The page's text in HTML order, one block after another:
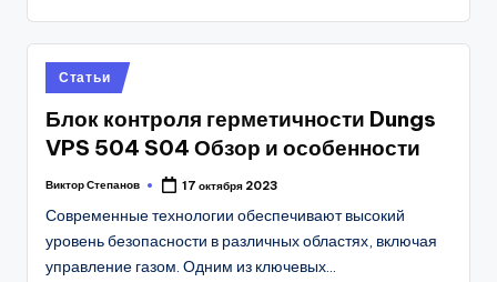
Posted
in
Статьи
Блок контроля герметичности Dungs
VPS 504 S04 Обзор и особенности
Posted
Виктор Степанов 17 октября 2023
Современные технологии обеспечивают высокий
уровень безопасности в различных областях, включая
управление газом. Одним из ключевых…